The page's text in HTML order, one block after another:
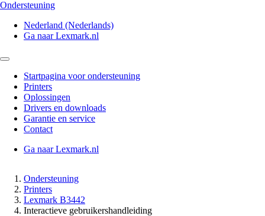
Ondersteuning
Nederland (Nederlands)
Ga naar Lexmark.nl
Startpagina voor ondersteuning
Printers
Oplossingen
Drivers en downloads
Garantie en service
Contact
Ga naar Lexmark.nl
Ondersteuning
Printers
Lexmark B3442
Interactieve gebruikershandleiding